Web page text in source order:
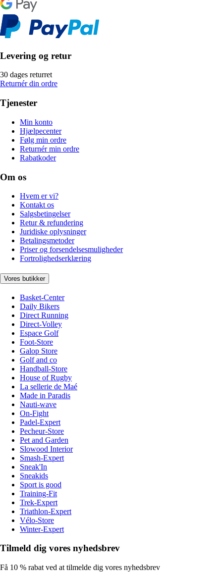
Levering og retur
30 dages returret
Returnér din ordre
Tjenester
Min konto
Hjælpecenter
Følg min ordre
Returnér min ordre
Rabatkoder
Om os
Hvem er vi?
Kontakt os
Salgsbetingelser
Retur & refundering
Juridiske oplysninger
Betalingsmetoder
Priser og forsendelsesmuligheder
Fortrolighedserklæring
Vores butikker
Basket-Center
Daily Bikers
Direct Running
Direct-Volley
Espace Golf
Foot-Store
Galop Store
Golf and co
Handball-Store
House of Rugby
La sellerie de Maé
Made in Paradis
Nauti-wave
On-Fight
Padel-Expert
Pecheur-Store
Pet and Garden
Slowood Interior
Smash-Expert
Sneak'In
Sneakids
Sport is good
Training-Fit
Trek-Expert
Triathlon-Expert
Vélo-Store
Winter-Expert
Tilmeld dig vores nyhedsbrev
Få 10 % rabat ved at tilmelde dig vores nyhedsbrev